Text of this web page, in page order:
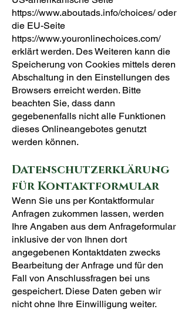
https://www.aboutads.info/choices/oder
die EU-Seite
https://www.youronlinechoices.com/
erklärt werden. Des Weiteren kann die
Speicherung von Cookies mittels deren
Abschaltung in den Einstellungen des
Browsers erreicht werden. Bitte
beachten Sie, dass dann
gegebenenfalls nicht alle Funktionen
dieses Onlineangebotes genutzt
werden können.
Datenschutzerklärung
für Kontaktformular
Wenn Sie uns per Kontaktformular
Anfragen zukommen lassen, werden
Ihre Angaben aus dem Anfrageformular
inklusive der von Ihnen dort
angegebenen Kontaktdaten zwecks
Bearbeitung der Anfrage und für den
Fall von Anschlussfragen bei uns
gespeichert. Diese Daten geben wir
nicht ohne Ihre Einwilligung weiter.